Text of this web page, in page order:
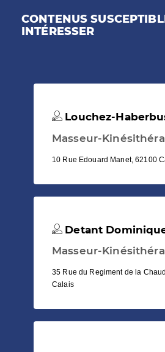
CONTENUS
INTÉRESSER
Louchez-
Masseur-
10 Rue Edouard Manet, 62100
Detant
Masseur-
35 Rue du Regiment de la
Calais